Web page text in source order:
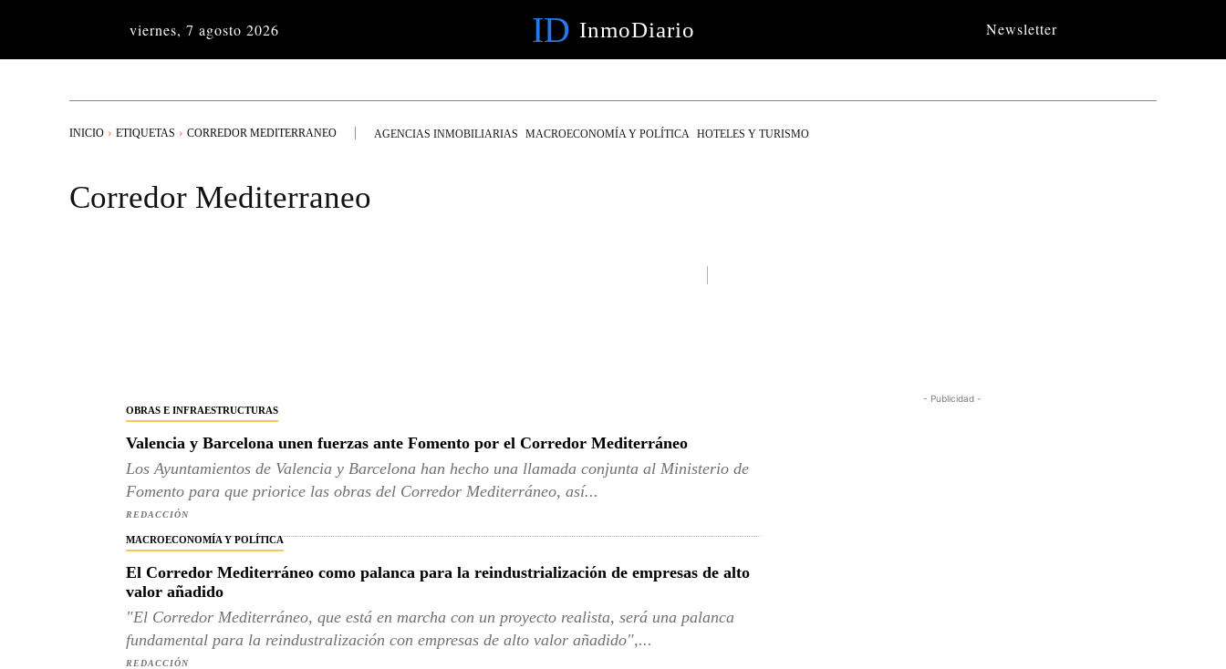
viernes, 7 agosto 2026 ID InmoDiario Newsletter
INICIO ETIQUETAS CORREDOR MEDITERRANEO AGENCIAS INMOBILIARIAS MACROECONOMÍA Y POLÍTICA HOTELES Y TURISMO
Corredor Mediterraneo
OBRAS E INFRAESTRUCTURAS
Valencia y Barcelona unen fuerzas ante Fomento por el Corredor Mediterráneo
Los Ayuntamientos de Valencia y Barcelona han hecho una llamada conjunta al Ministerio de
Fomento para que priorice las obras del Corredor Mediterráneo, así...
REDACCIÓN
MACROECONOMÍA Y POLÍTICA
El Corredor Mediterráneo como palanca para la reindustrialización de empresas de alto
valor añadido
"El Corredor Mediterráneo, que está en marcha con un proyecto realista, será una palanca
fundamental para la reindustralización con empresas de alto valor añadido",...
REDACCIÓN
- Publicidad -